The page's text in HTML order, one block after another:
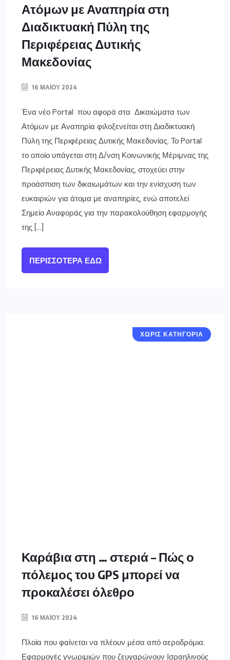
Ατόμων με Αναπηρία στη
Διαδικτυακή Πύλη της
Περιφέρειας Δυτικής
Μακεδονίας
16 ΜΑΪ́ΟΥ 2024
Ένα νέο Portal που αφορά στα Δικαιώματα των
Ατόμων με Αναπηρία φιλοξενείται στη Διαδικτυακή
Πύλη της Περιφέρειας Δυτικής Μακεδονίας. Το Portal
το οποίο υπάγεται στη Δ/νση Κοινωνικής Μέριμνας της
Περιφέρειας Δυτικής Μακεδονίας, στοχεύει στην
προάσπιση των δικαιωμάτων και την ενίσχυση των
ευκαιριών για άτομα με αναπηρίες, ενώ αποτελεί
Σημείο Αναφοράς για την παρακολούθηση εφαρμογής
της […]
ΠΕΡΙΣΣΌΤΕΡΑ ΕΔΏ
ΧΩΡΙΣ ΚΑΤΗΓΟΡΙΑ
Καράβια στη … στεριά – Πώς ο
πόλεμος του GPS μπορεί να
προκαλέσει όλεθρο
16 ΜΑΪ́ΟΥ 2024
Πλοία που φαίνεται να πλέουν μέσα από αεροδρόμια.
Εφαρμογές γνωριμιών που ζευγαρώνουν Ισραηλινούς